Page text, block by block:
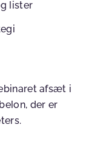
lister
afsæt i
der er